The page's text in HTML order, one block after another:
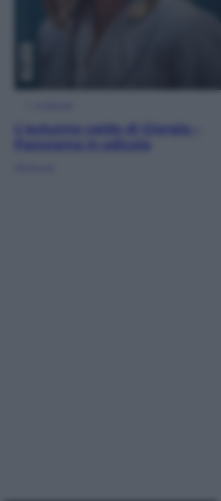
L’autunno caldo di Giorgia –